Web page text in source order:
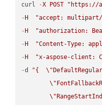
curl
-X POST
"https://
- H
"accept:
- H
"authorization:
- H
"Content-Type:
- H
"x-aspose-client:
-d "{ \"
\"
\"